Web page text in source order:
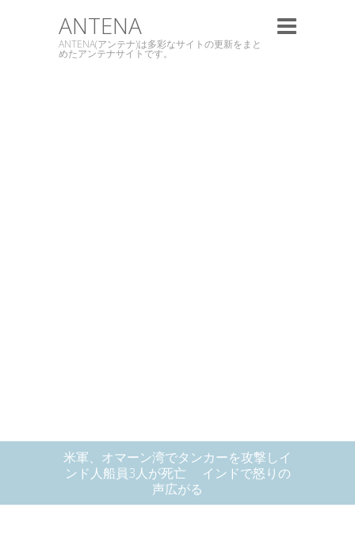
ANTENA
ANTENA(アンテナ)は多彩なサイトの更新をまと
めたアンテナサイトです。
米軍、オマーン湾でタンカーを攻撃しイ
ンド人船員3人が死亡 インドで怒りの
声広がる